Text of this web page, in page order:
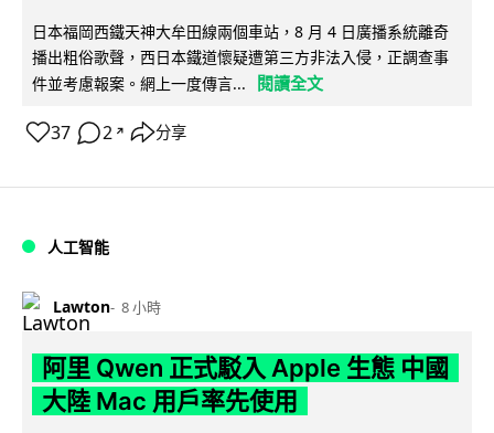
日本福岡西鐵天神大牟田線兩個車站，8 月 4 日廣播系統離奇
播出粗俗歌聲，西日本鐵道懷疑遭第三方非法入侵，正調查事
件並考慮報案。網上一度傳言...
閱讀全文
37 2 ↗ 分享
人工智能
Lawton 8 小時
阿里 Qwen 正式駁入 Apple 生態 中國
大陸 Mac 用戶率先使用